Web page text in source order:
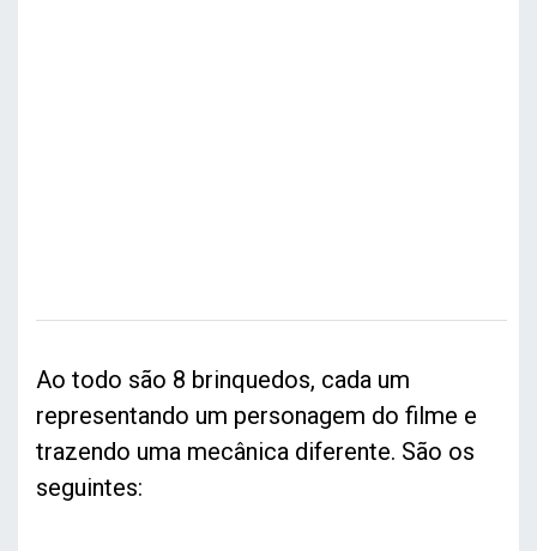
Ao todo são 8 brinquedos, cada um
representando um personagem do filme e
trazendo uma mecânica diferente. São os
seguintes: